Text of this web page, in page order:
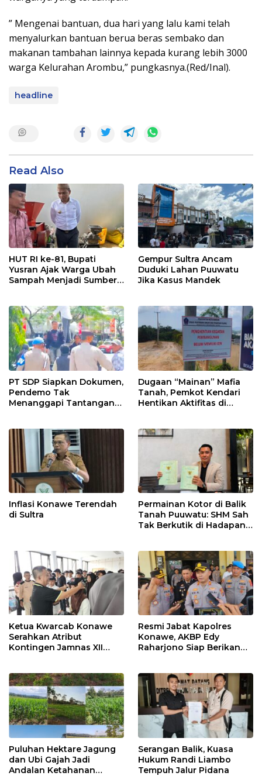
” Mengenai bantuan, dua hari yang lalu kami telah
menyalurkan bantuan berua beras sembako dan
makanan tambahan lainnya kepada kurang lebih 3000
warga Kelurahan Arombu,” pungkasnya.(Red/Inal).
headline
Read Also
HUT RI ke-81, Bupati
Yusran Ajak Warga Ubah
Sampah Menjadi Sumber
Gempur Sultra Ancam
Duduki Lahan Puuwatu
Jika Kasus Mandek
PT SDP Siapkan Dokumen,
Pendemo Tak
Menanggapi Tantangan
Dugaan “Mainan” Mafia
Tanah, Pemkot Kendari
Hentikan Aktifitas di
Inflasi Konawe Terendah
di Sultra
Permainan Kotor di Balik
Tanah Puuwatu: SHM Sah
Tak Berkutik di Hadapan
Ketua Kwarcab Konawe
Serahkan Atribut
Kontingen Jamnas XII
Resmi Jabat Kapolres
Konawe, AKBP Edy
Raharjono Siap Berikan
Puluhan Hektare Jagung
dan Ubi Gajah Jadi
Andalan Ketahanan
Serangan Balik, Kuasa
Hukum Randi Liambo
Tempuh Jalur Pidana